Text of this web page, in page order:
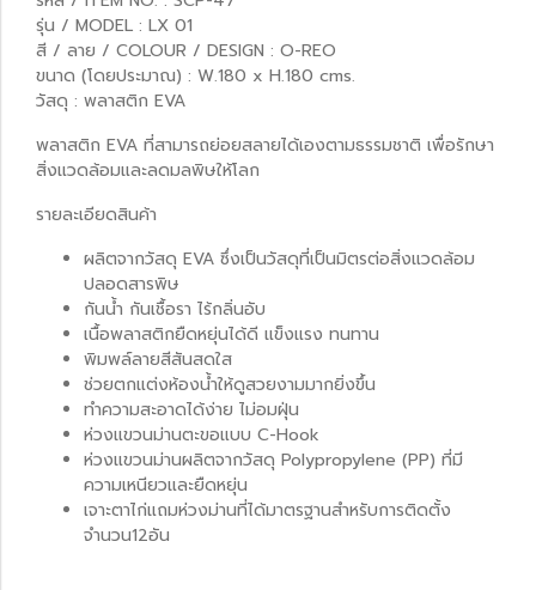
รุ่น / MODEL : LX 01
สี / ลาย / COLOUR / DESIGN : O-REO
ขนาด (โดยประมาณ) : W.180 x H.180 cms.
วัสดุ : พลาสติก EVA
พลาสติก EVA ที่สามารถย่อยสลายได้เองตามธรรมชาติ เพื่อรักษา
สิ่งแวดล้อมและลดมลพิษให้โลก
รายละเอียดสินค้า
ผลิตจากวัสดุ EVA ซึ่งเป็นวัสดุที่เป็นมิตรต่อสิ่งแวดล้อม
ปลอดสารพิษ
กันน้ำ กันเชื้อรา ไร้กลิ่นอับ
เนื้อพลาสติกยืดหยุ่นได้ดี แข็งแรง ทนทาน
พิมพล์ลายสีสันสดใส
ช่วยตกแต่งห้องน้ำให้ดูสวยงามมากยิ่งขึ้น
ทำความสะอาดได้ง่าย ไม่อมฝุ่น
ห่วงแขวนม่านตะขอแบบ C-Hook
ห่วงแขวนม่านผลิตจากวัสดุ Polypropylene (PP) ที่มี
ความเหนียวและยืดหยุ่น
เจาะตาไก่แถมห่วงม่านที่ได้มาตรฐานสำหรับการติดตั้ง
จำนวน12อัน